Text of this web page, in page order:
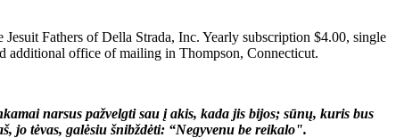
Fathers of Della Strada, Inc. Yearly subscription $4.00, single
additional office of mailing in Thompson, Connecticut.
narsus pažvelgti sau į akis, kada jis bijos; sūnų, kuris bus
jo tėvas, galėsiu šnibždėti: “Negyvenu be reikalo".